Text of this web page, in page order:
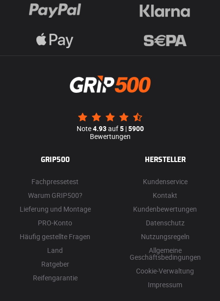
Note4.93auf5|5900
Bewertungen
GRIP500
Fachpressetest
Warum GRIP500?
Lieferung und Montage
PRO-Konto
Häufig gestellte Fragen
Land
Ratgeber
Reifengarantie
HERSTELLER
Kundenservice
Kontakt
Kundenbewertungen
Datenschutz
Nutzungsregeln
Allgemeine
Geschäftsbedingungen
Cookie-Verwaltung
Impressum